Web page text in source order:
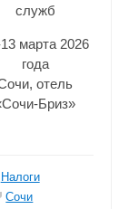
служб
марта 2026
года
отель
Бриз»
Налоги
Сочи